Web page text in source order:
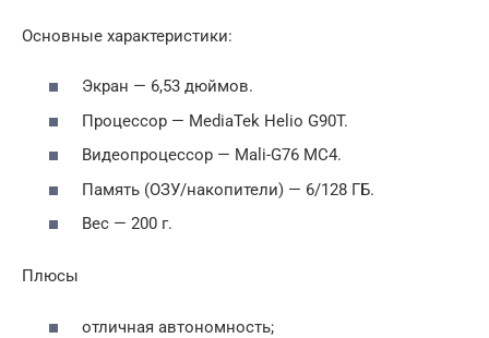
Основные характеристики:
Экран — 6,53 дюймов.
Процессор — MediaTek Helio G90T.
Видеопроцессор — Mali-G76 MC4.
Память (ОЗУ/накопители) — 6/128 ГБ.
Вес — 200 г.
Плюсы
отличная автономность;